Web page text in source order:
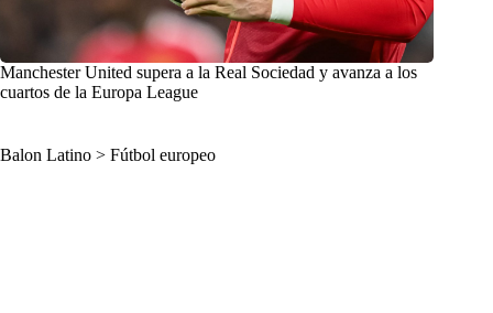
Manchester United supera a la Real Sociedad y avanza a los
cuartos de la Europa League
Balon Latino > Fútbol europeo